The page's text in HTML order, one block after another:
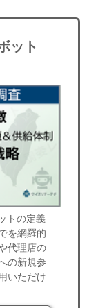
ット
トの定義
を網羅的
代理店の
の新規参
いただけ